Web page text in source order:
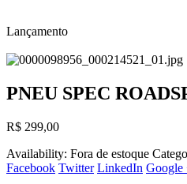
Lançamento
PNEU SPEC
R$ 299,00
Availability: Fora de estoque
Facebook Twitter LinkedIn Google